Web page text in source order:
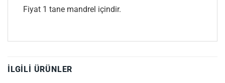
Fiyat 1 tane mandrel içindir.
İLGILI ÜRÜNLER